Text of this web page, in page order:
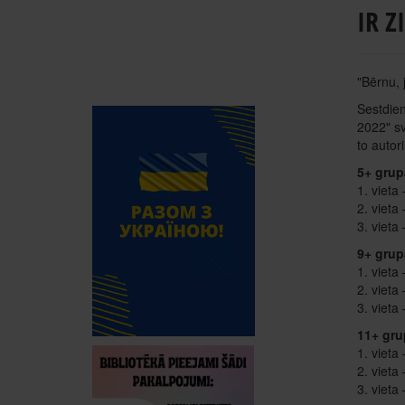
IR
"Bērnu,
2022"
to
5+
1. vieta
2. vieta
3. vieta
9+
1. vieta
2. vieta
3. vieta
11+
1. vieta
2. vieta
3. vieta